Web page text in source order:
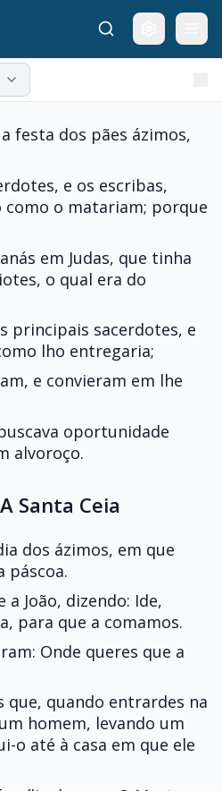
festa dos pães ázimos,
e os escribas,
como o matariam; porque
em Judas, que tinha
o qual era do
principais sacerdotes, e
lho entregaria;
e convieram em lhe
oportunidade
alvoroço.
Santa Ceia
dos ázimos, em que
páscoa.
a João, dizendo: Ide,
para que a comamos.
Onde queres que a
que, quando entrardes na
homem, levando um
o até à casa em que ele